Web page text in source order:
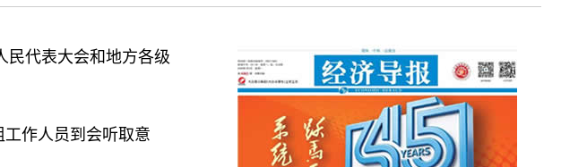
代表大会和地方各级
作人员到会听取意